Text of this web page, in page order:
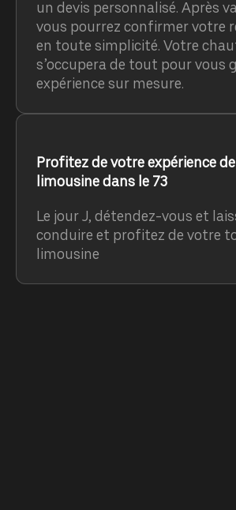
un devis personnalisé. Après
vous pourrez confirmer votre
en toute simplicité. Votre
s’occupera de tout pour vous
expérience sur mesure.
Profitez de votre expérience
limousine dans le 73
Le jour J, détendez-vous et
conduire et profitez de votre
limousine